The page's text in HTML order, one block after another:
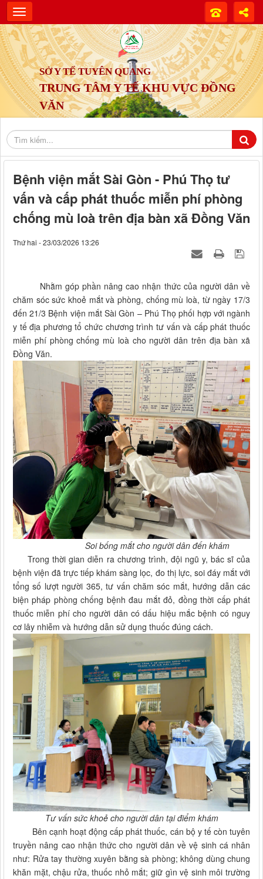
SỞ Y TẾ TUYÊN QUANG
TRUNG TÂM Y TẾ KHU VỰC ĐỒNG
VĂN
Bệnh viện mắt Sài Gòn - Phú Thọ tư
vấn và cấp phát thuốc miễn phí phòng
chống mù loà trên địa bàn xã Đồng Văn
Thứ hai - 23/03/2026 13:26
Nhằm góp phần nâng cao nhận thức của người dân về
chăm sóc sức khoẻ mắt và phòng, chống mù loà, từ ngày 17/3
đến 21/3 Bệnh viện mắt Sài Gòn – Phú Thọ phối hợp với ngành
y tế địa phương tổ chức chương trình tư vấn và cấp phát thuốc
miễn phí phòng chống mù loà cho người dân trên địa bàn xã
Đồng Văn.
Soi bống mắt cho người dân đến khám
Trong thời gian diễn ra chương trình, đội ngũ y, bác sĩ của
bệnh viện đã trực tiếp khám sàng lọc, đo thị lực, soi đáy mắt với
tổng số lượt người 365, tư vấn chăm sóc mắt, hướng dẫn các
biện pháp phòng chống bệnh đau mắt đỏ, đồng thời cấp phát
thuốc miễn phí cho người dân có dấu hiệu mắc bệnh có nguy
cơ lây nhiễm và hướng dẫn sử dụng thuốc đúng cách.
Tư vấn sức khoẻ cho người dân tại điểm khám
Bên cạnh hoạt động cấp phát thuốc, cán bộ y tế còn tuyên
truyền nâng cao nhận thức cho người dân về vệ sinh cá nhân
như: Rửa tay thường xuyên bằng sà phòng; không dùng chung
khăn mặt, chậu rửa, thuốc nhỏ mắt; giữ gìn vệ sinh môi trường